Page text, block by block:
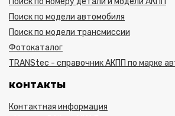
Поиск по модели автомобиля
Поиск по модели трансмиссии
Фотокаталог
TRANStec - справочник АКПП по марке
КОНТАКТЫ
Контактная информация